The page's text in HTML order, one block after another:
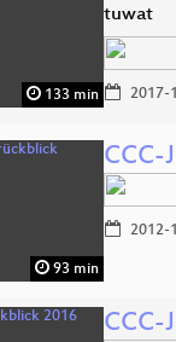
133 min
tuwat
2017-
93 min
CCC-
2012-
CCC-